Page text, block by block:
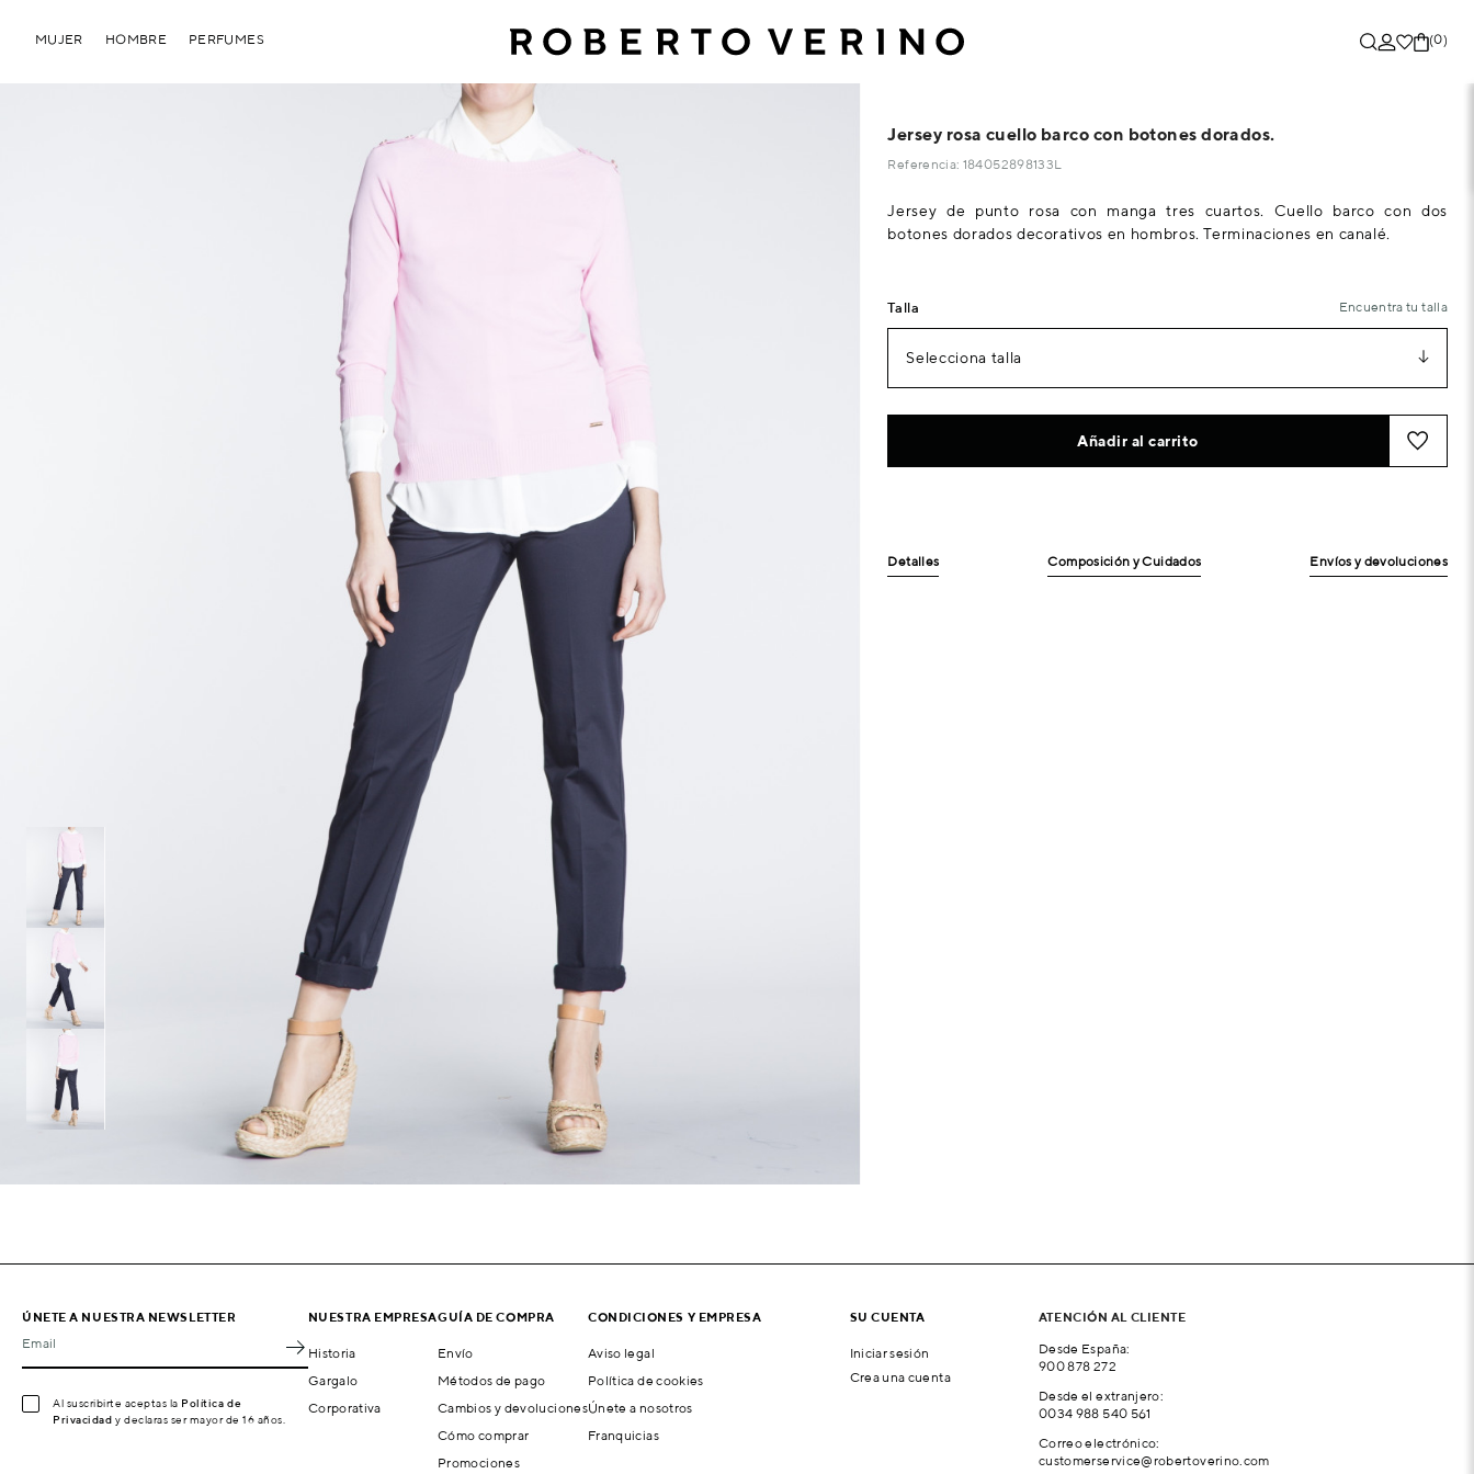
(0)
MUJER HOMBRE PERFUMES
Jersey rosa cuello barco con botones dorados.
Referencia: 184052898133L
Jersey de punto rosa con manga tres cuartos. Cuello barco con dos
botones dorados decorativos en hombros. Terminaciones en canalé.
Talla Encuentra tu talla
Selecciona talla
Añadir al carrito
Detalles Composición y Cuidados Envíos y devoluciones
ÚNETE A NUESTRA NEWSLETTER
Email
Al suscribirte aceptas la Política de
Privacidad y declaras ser mayor de 16 años.
NUESTRA EMPRESA
Historia
Gargalo
Corporativa
GUÍA DE COMPRA
Envío
Métodos de pago
Cambios y devoluciones
Cómo comprar
Promociones
CONDICIONES Y EMPRESA
Aviso legal
Política de cookies
Únete a nosotros
Franquicias
SU CUENTA
Iniciar sesión
Crea una cuenta
ATENCIÓN AL CLIENTE
Desde España:
900 878 272
Desde el extranjero:
0034 988 540 561
Correo electrónico:
customerservice@robertoverino.com